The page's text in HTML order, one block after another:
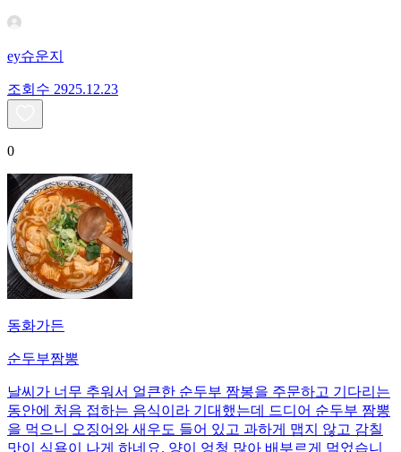
ey슈운지
조회수 2925.12.23
0
동화가든
순두부짬뽕
날씨가 너무 추워서 얼큰한 순두부 짬봉을 주문하고 기다리는
동안에 처음 접하는 음식이라 기대했는데 드디어 순두부 짬뽕
을 먹으니 오징어와 새우도 들어 있고 과하게 맵지 않고 감칠
맛이 식욕이 나게 하네요. 양이 엉청 많아 배부르게 먹었습니